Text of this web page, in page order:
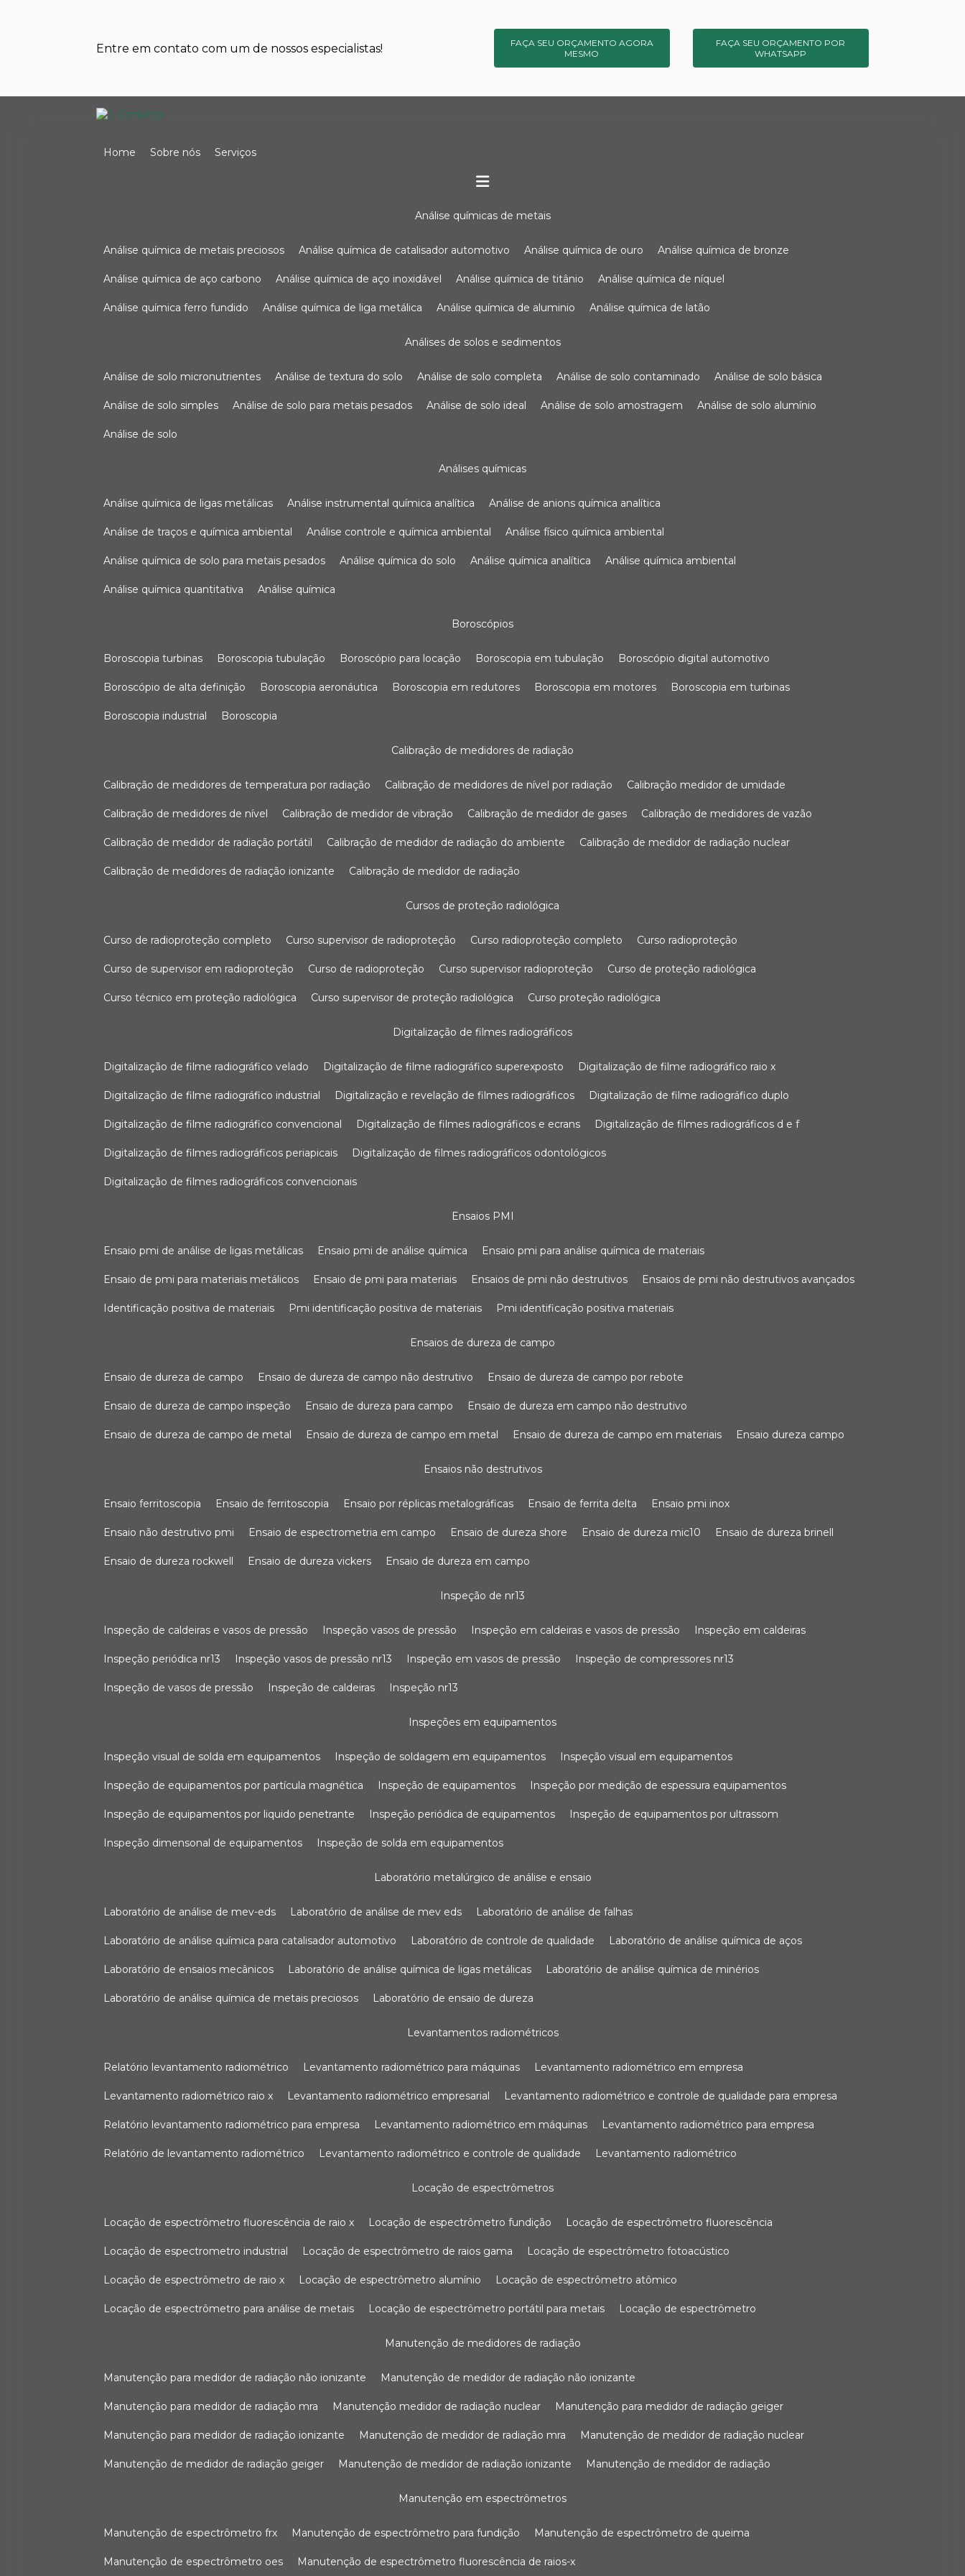
Entre em contato com um de nossos especialistas!
FAÇA SEU ORÇAMENTO AGORA
MESMO
FAÇA SEU ORÇAMENTO POR
WHATSAPP
Home Sobre nós Serviços
análise químicas de metais
análise química de metais preciosos análise química de catalisador automotivo análise química de ouro análise química de bronze
análise química de aço carbono análise química de aço inoxidável análise química de titânio análise química de níquel
análise química ferro fundido análise química de liga metálica análise química de aluminio análise química de latão
análises de solos e sedimentos
análise de solo micronutrientes análise de textura do solo análise de solo completa análise de solo contaminado análise de solo básica
análise de solo simples análise de solo para metais pesados análise de solo ideal análise de solo amostragem análise de solo alumínio
análise de solo
análises químicas
análise química de ligas metálicas análise instrumental química analítica análise de anions química analítica
análise de traços e química ambiental análise controle e química ambiental análise físico química ambiental
análise química de solo para metais pesados análise química do solo análise química analítica análise química ambiental
análise química quantitativa análise química
boroscópios
boroscopia turbinas boroscopia tubulação boroscópio para locação boroscopia em tubulação boroscópio digital automotivo
boroscópio de alta definição boroscopia aeronáutica boroscopia em redutores boroscopia em motores boroscopia em turbinas
boroscopia industrial boroscopia
calibração de medidores de radiação
calibração de medidores de temperatura por radiação calibração de medidores de nível por radiação calibração medidor de umidade
calibração de medidores de nível calibração de medidor de vibração calibração de medidor de gases calibração de medidores de vazão
calibração de medidor de radiação portátil calibração de medidor de radiação do ambiente calibração de medidor de radiação nuclear
calibração de medidores de radiação ionizante calibração de medidor de radiação
cursos de proteção radiológica
curso de radioproteção completo curso supervisor de radioproteção curso radioproteção completo curso radioproteção
curso de supervisor em radioproteção curso de radioproteção curso supervisor radioproteção curso de proteção radiológica
curso técnico em proteção radiológica curso supervisor de proteção radiológica curso proteção radiológica
digitalização de filmes radiográficos
digitalização de filme radiográfico velado digitalização de filme radiográfico superexposto digitalização de filme radiográfico raio x
digitalização de filme radiográfico industrial digitalização e revelação de filmes radiográficos digitalização de filme radiográfico duplo
digitalização de filme radiográfico convencional digitalização de filmes radiográficos e ecrans digitalização de filmes radiográficos d e f
digitalização de filmes radiográficos periapicais digitalização de filmes radiográficos odontológicos
digitalização de filmes radiográficos convencionais
ensaios PMI
ensaio pmi de análise de ligas metálicas ensaio pmi de análise química ensaio pmi para análise química de materiais
ensaio de pmi para materiais metálicos ensaio de pmi para materiais ensaios de pmi não destrutivos ensaios de pmi não destrutivos avançados
identificação positiva de materiais pmi identificação positiva de materiais pmi identificação positiva materiais
ensaios de dureza de campo
ensaio de dureza de campo ensaio de dureza de campo não destrutivo ensaio de dureza de campo por rebote
ensaio de dureza de campo inspeção ensaio de dureza para campo ensaio de dureza em campo não destrutivo
ensaio de dureza de campo de metal ensaio de dureza de campo em metal ensaio de dureza de campo em materiais ensaio dureza campo
ensaios não destrutivos
ensaio ferritoscopia ensaio de ferritoscopia ensaio por réplicas metalográficas ensaio de ferrita delta ensaio pmi inox
ensaio não destrutivo pmi ensaio de espectrometria em campo ensaio de dureza shore ensaio de dureza mic10 ensaio de dureza brinell
ensaio de dureza rockwell ensaio de dureza vickers ensaio de dureza em campo
inspeção de nr13
inspeção de caldeiras e vasos de pressão inspeção vasos de pressão inspeção em caldeiras e vasos de pressão inspeção em caldeiras
inspeção periódica nr13 inspeção vasos de pressão nr13 inspeção em vasos de pressão inspeção de compressores nr13
inspeção de vasos de pressão inspeção de caldeiras inspeção nr13
inspeções em equipamentos
inspeção visual de solda em equipamentos inspeção de soldagem em equipamentos inspeção visual em equipamentos
inspeção de equipamentos por partícula magnética inspeção de equipamentos inspeção por medição de espessura equipamentos
inspeção de equipamentos por liquido penetrante inspeção periódica de equipamentos inspeção de equipamentos por ultrassom
inspeção dimensonal de equipamentos inspeção de solda em equipamentos
laboratório metalúrgico de análise e ensaio
laboratório de análise de mev-eds laboratório de análise de mev eds laboratório de análise de falhas
laboratório de análise química para catalisador automotivo laboratório de controle de qualidade laboratório de análise química de aços
laboratório de ensaios mecânicos laboratório de análise química de ligas metálicas laboratório de análise química de minérios
laboratório de análise química de metais preciosos laboratório de ensaio de dureza
levantamentos radiométricos
relatório levantamento radiométrico levantamento radiométrico para máquinas levantamento radiométrico em empresa
levantamento radiométrico raio x levantamento radiométrico empresarial levantamento radiométrico e controle de qualidade para empresa
relatório levantamento radiométrico para empresa levantamento radiométrico em máquinas levantamento radiométrico para empresa
relatório de levantamento radiométrico levantamento radiométrico e controle de qualidade levantamento radiométrico
locação de espectrômetros
locação de espectrômetro fluorescência de raio x locação de espectrômetro fundição locação de espectrômetro fluorescência
locação de espectrometro industrial locação de espectrômetro de raios gama locação de espectrômetro fotoacústico
locação de espectrômetro de raio x locação de espectrômetro alumínio locação de espectrômetro atômico
locação de espectrômetro para análise de metais locação de espectrômetro portátil para metais locação de espectrômetro
manutenção de medidores de radiação
manutenção para medidor de radiação não ionizante manutenção de medidor de radiação não ionizante
manutenção para medidor de radiação mra manutenção medidor de radiação nuclear manutenção para medidor de radiação geiger
manutenção para medidor de radiação ionizante manutenção de medidor de radiação mra manutenção de medidor de radiação nuclear
manutenção de medidor de radiação geiger manutenção de medidor de radiação ionizante manutenção de medidor de radiação
manutenção em espectrômetros
manutenção de espectrômetro frx manutenção de espectrômetro para fundição manutenção de espectrômetro de queima
manutenção de espectrômetro oes manutenção de espectrômetro fluorescência de raios-x